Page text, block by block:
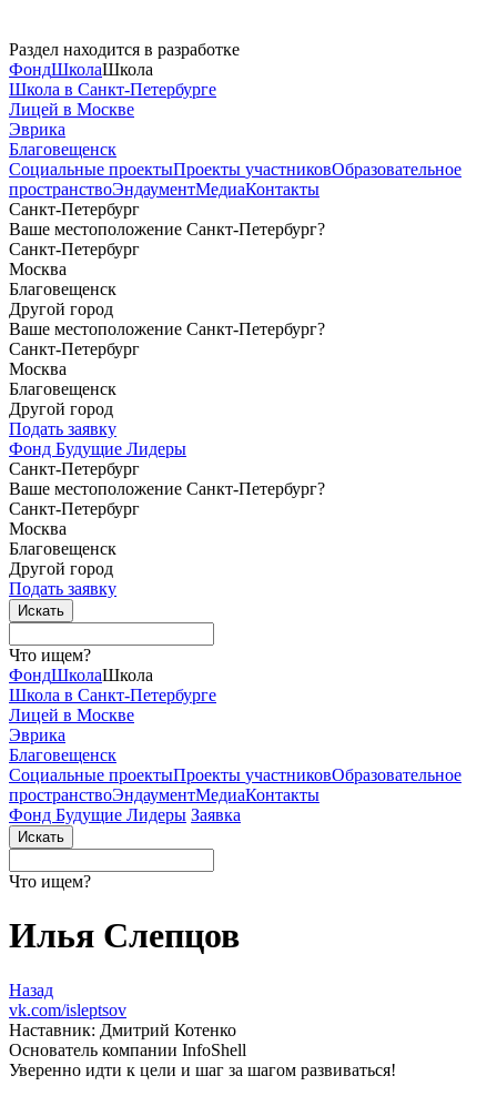
Раздел находится в разработке
ФондШколаШкола
Школа в Санкт-Петербурге
Лицей в Москве
Эврика
Благовещенск
Социальные проектыПроекты участниковОбразовательное
пространствоЭндаументМедиаКонтакты
Санкт-Петербург
Ваше местоположение Санкт-Петербург?
Санкт-Петербург
Москва
Благовещенск
Другой город
Ваше местоположение Санкт-Петербург?
Санкт-Петербург
Москва
Благовещенск
Другой город
Подать заявку
Фонд Будущие Лидеры
Санкт-Петербург
Ваше местоположение Санкт-Петербург?
Санкт-Петербург
Москва
Благовещенск
Другой город
Подать заявку
Что ищем?
ФондШколаШкола
Школа в Санкт-Петербурге
Лицей в Москве
Эврика
Благовещенск
Социальные проектыПроекты участниковОбразовательное
пространствоЭндаументМедиаКонтакты
Фонд Будущие Лидеры Заявка
Что ищем?
Илья Слепцов
Назад
vk.com/isleptsov
Наставник: Дмитрий Котенко
Основатель компании InfoShell
Уверенно идти к цели и шаг за шагом развиваться!